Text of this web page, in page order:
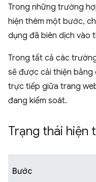
Trong những trường
hiện thêm một bước,
dụng đã biên dịch vào
Trong tất cả các
sẽ được cải thiện
trực tiếp giữa trang
đang kiểm soát.
Trạng thái hiện
Bước